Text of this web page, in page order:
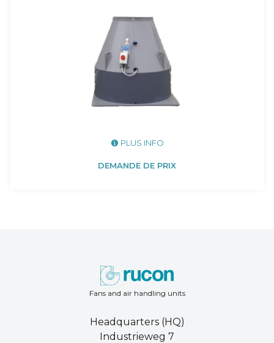
PLUS INFO
DEMANDE DE PRIX
Fans and air handling units
Headquarters (HQ)
Industrieweg 7